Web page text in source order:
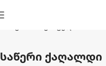
საწერი ქაღალდი